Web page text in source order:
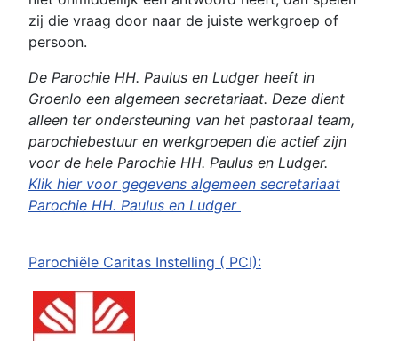
zij die vraag door naar de juiste werkgroep of
persoon.
De Parochie HH. Paulus en Ludger heeft in
Groenlo een algemeen secretariaat. Deze dient
alleen ter ondersteuning van het pastoraal team,
parochiebestuur en werkgroepen die actief zijn
voor de hele Parochie HH. Paulus en Ludger.
Klik hier voor gegevens algemeen secretariaat
Parochie HH. Paulus en Ludger
Parochiële Caritas Instelling ( PCI):